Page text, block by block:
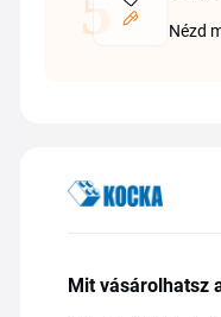
Nézd
Mit vásárolhatsz